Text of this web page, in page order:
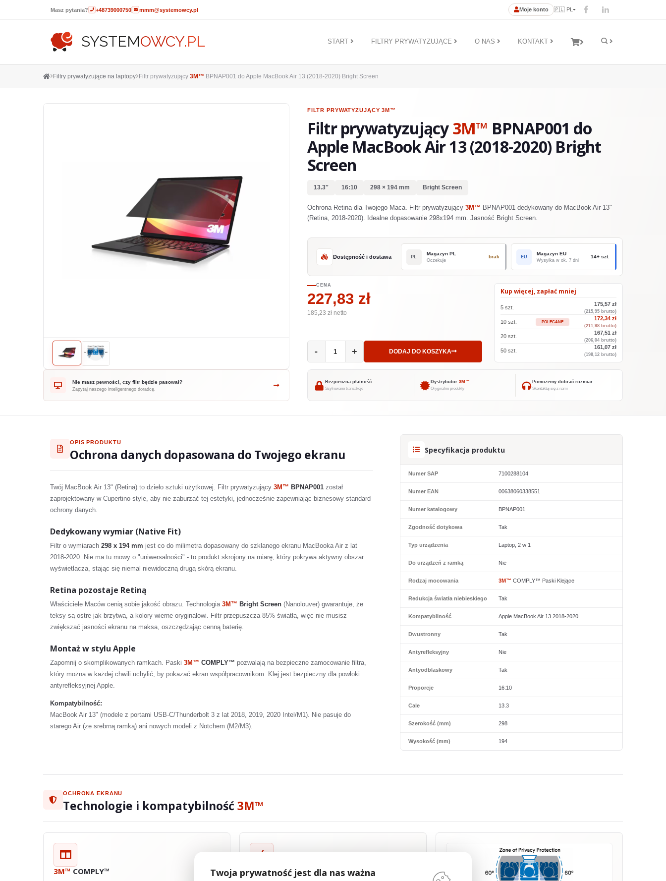
Masz pytania? +48739000750 mmm@systemowcy.pl Moje konto 🇵🇱 PL
SYSTEMOWCY.PL START FILTRY PRYWATYZUJĄCE O NAS KONTAKT
Filtry prywatyzujące na laptopy Filtr prywatyzujący 3M™ BPNAP001 do Apple MacBook Air 13 (2018-2020) Bright Screen
Nie masz pewności, czy filtr będzie pasował?
Zapytaj naszego inteligentnego doradcę.
FILTR PRYWATYZUJĄCY3M™
Filtr prywatyzujący3M™ BPNAP001 do
Apple MacBook Air 13 (2018-2020) Bright
Screen
13.3″ 16:10 298 × 194 mm Bright Screen
Ochrona Retina dla Twojego Maca. Filtr prywatyzujący 3M™ BPNAP001 dedykowany do MacBook Air 13"
(Retina, 2018-2020). Idealne dopasowanie 298x194 mm. Jasność Bright Screen.
Dostępność i dostawa PL
Magazyn PL
Oczekuje
brak EU
Magazyn EU
Wysyłka w ok. 7 dni
14+ szt.
CENA
227,83 zł
185,23 zł netto
- + DODAJ DO KOSZYKA
Kup więcej, zapłać mniej
5 szt.
175,57 zł
(215,95 brutto)
10 szt. POLECANE
172,34 zł
(211,98 brutto)
20 szt.
167,51 zł
(206,04 brutto)
50 szt.
161,07 zł
(198,12 brutto)
Bezpieczna płatność
Szyfrowane transakcje
Dystrybutor 3M™
Oryginalne produkty
Pomożemy dobrać rozmiar
Skontaktuj się z nami
OPIS PRODUKTU
Ochrona danych dopasowana do Twojego ekranu
Twój MacBook Air 13" (Retina) to dzieło sztuki użytkowej. Filtr prywatyzujący 3M™ BPNAP001 został
zaprojektowany w Cupertino-style, aby nie zaburzać tej estetyki, jednocześnie zapewniając biznesowy standard
ochrony danych.
Dedykowany wymiar (Native Fit)
Filtr o wymiarach 298 x 194 mm jest co do milimetra dopasowany do szklanego ekranu MacBooka Air z lat
2018-2020. Nie ma tu mowy o "uniwersalności" - to produkt skrojony na miarę, który pokrywa aktywny obszar
wyświetlacza, stając się niemal niewidoczną drugą skórą ekranu.
Retina pozostaje Retiną
Właściciele Maców cenią sobie jakość obrazu. Technologia 3M™ Bright Screen (Nanolouver) gwarantuje, że
teksy są ostre jak brzytwa, a kolory wierne oryginałowi. Filtr przepuszcza 85% światła, więc nie musisz
zwiększać jasności ekranu na maksa, oszczędzając cenną baterię.
Montaż w stylu Apple
Zapomnij o skomplikowanych ramkach. Paski 3M™ COMPLY™ pozwalają na bezpieczne zamocowanie filtra,
który można w każdej chwili uchylić, by pokazać ekran współpracownikom. Klej jest bezpieczny dla powłoki
antyrefleksyjnej Apple.
Kompatybilność:
MacBook Air 13" (modele z portami USB-C/Thunderbolt 3 z lat 2018, 2019, 2020 Intel/M1). Nie pasuje do
starego Air (ze srebrną ramką) ani nowych modeli z Notchem (M2/M3).
Specyfikacja produktu
Numer SAP 7100288104
Numer EAN 00638060338551
Numer katalogowy BPNAP001
Zgodność dotykowa Tak
Typ urządzenia Laptop, 2 w 1
Do urządzeń z ramką Nie
Rodzaj mocowania 3M™ COMPLY™ Paski Klejące
Redukcja światła niebieskiego Tak
Kompatybilność Apple MacBook Air 13 2018-2020
Dwustronny Tak
Antyrefleksyjny Nie
Antyodblaskowy Tak
Proporcje 16:10
Cale 13.3
Szerokość (mm) 298
Wysokość (mm) 194
OCHRONA EKRANU
Technologie i kompatybilność 3M™
3M™ COMPLY™ Zgodność Apple®
Twoja prywatność jest dla nas ważna